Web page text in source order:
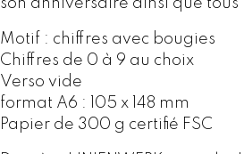
i
v
e
r
s
a
son anniversaire ainsi que tous
Motif : chiffres avec bougies
Chiffres de 0 à 9 au choix
Verso vide
format A6 : 105 x 148 mm
Papier de 300 g certifié FSC